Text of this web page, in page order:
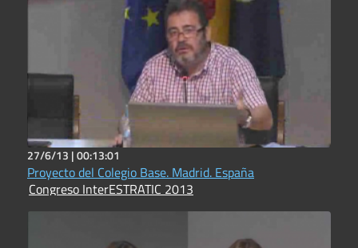
27/6/13 |00:13:01
Proyecto del Colegio Base. Madrid. España
Congreso InterESTRATIC 2013